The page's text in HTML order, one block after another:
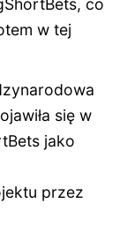
co
w tej
się w
jako
przez